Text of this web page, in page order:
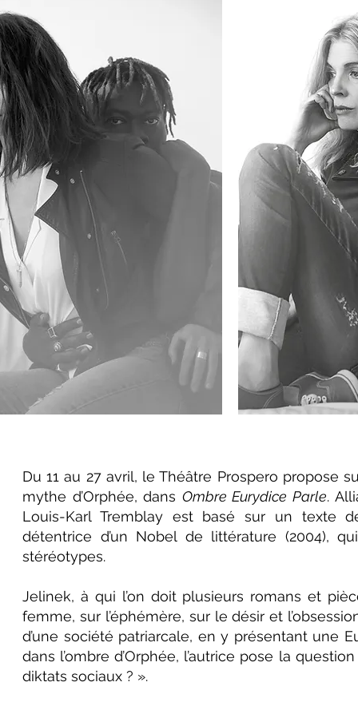
Du 11 au 27 avril, le Théâtre Prospero propose
mythe d’Orphée, dans Ombre Eurydice Parle.
Louis-Karl Tremblay est basé sur un texte
détentrice d’un Nobel de littérature (2004),
stéréotypes.
Jelinek, à qui l’on doit plusieurs romans et
femme, sur l’éphémère, sur le désir et
d’une société patriarcale, en y présentant une
dans l’ombre d’Orphée, l’autrice pose la
diktats sociaux ? ».